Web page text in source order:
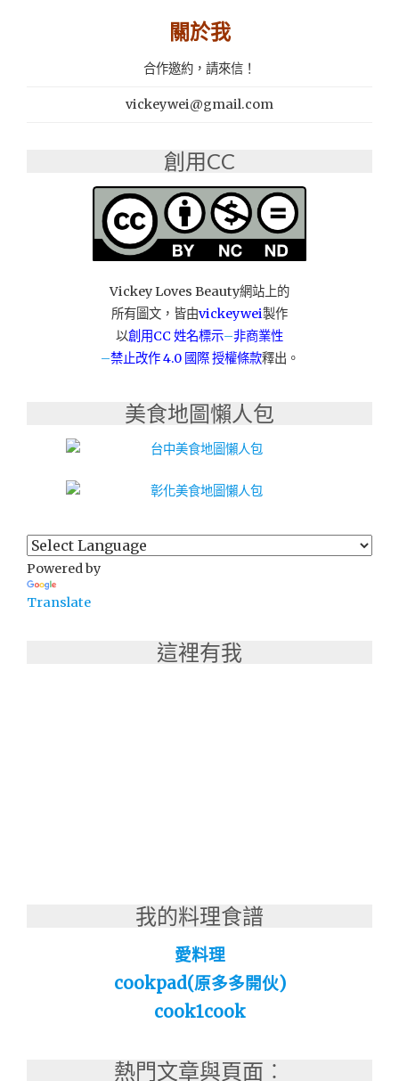
直
製
化
實
木
床
首
選，
告
別
異
音！"
關於我
合作邀約，請來信！
vickeywei@gmail.com
創用CC
Vickey Loves Beauty網站上的
所有圖文，皆由vickeywei製作
以創用CC 姓名標示–非商業性
–禁止改作4.0 國際 授權條款釋出。
美食地圖懶人包
Powered by
Translate
這裡有我
我的料理食譜
愛料理
cookpad(原多多開伙)
cook1cook
熱門文章與頁面︰